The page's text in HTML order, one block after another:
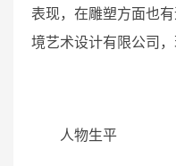
表现，在雕塑方面也
境艺术设计有限公司，
人物生平